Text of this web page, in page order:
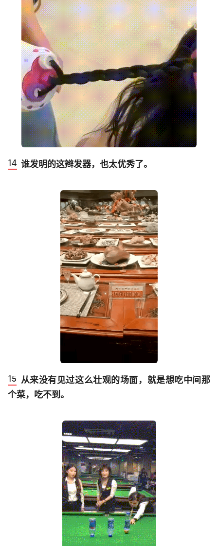
谁发明的这辫发器，也太优秀了。
从来没有见过这么壮观的场面，就是想吃中间那
个菜，吃不到。